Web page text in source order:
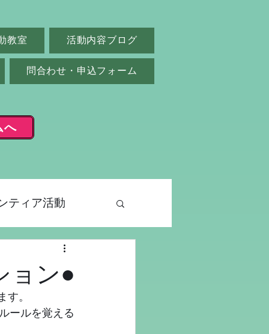
教室 活動内容ブログ
問合わせ・申込フォーム
へ
ティア活動
ョン●
す。
ールを覚える